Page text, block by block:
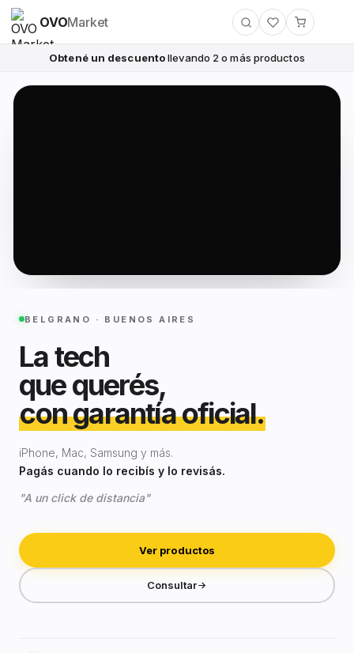
OVOMarket
Obtené un descuentollevando 2 o más productos
BELGRANO · BUENOS AIRES
La tech
que querés,
con garantía oficial.
iPhone, Mac, Samsung y más.
Pagás cuando lo recibís y lo revisás.
"A un click de distancia"
Ver productos
Consultar